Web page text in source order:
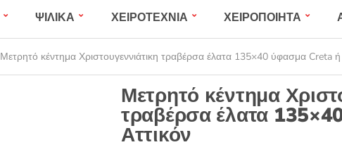
c
h
p
ΨΙΛΙΚΑ ΧΕΙΡΟΤΕΧΝΙΑ ΧΕΙΡΟΠΟΙΗΤΑ
Μετρητό κέντημα Χριστουγεννιάτικη τραβέρσα έλατα 135×40 ύφασμα Creta ή
Μετρητό κέντημα
τραβέρσα έλατα
Αττικόν